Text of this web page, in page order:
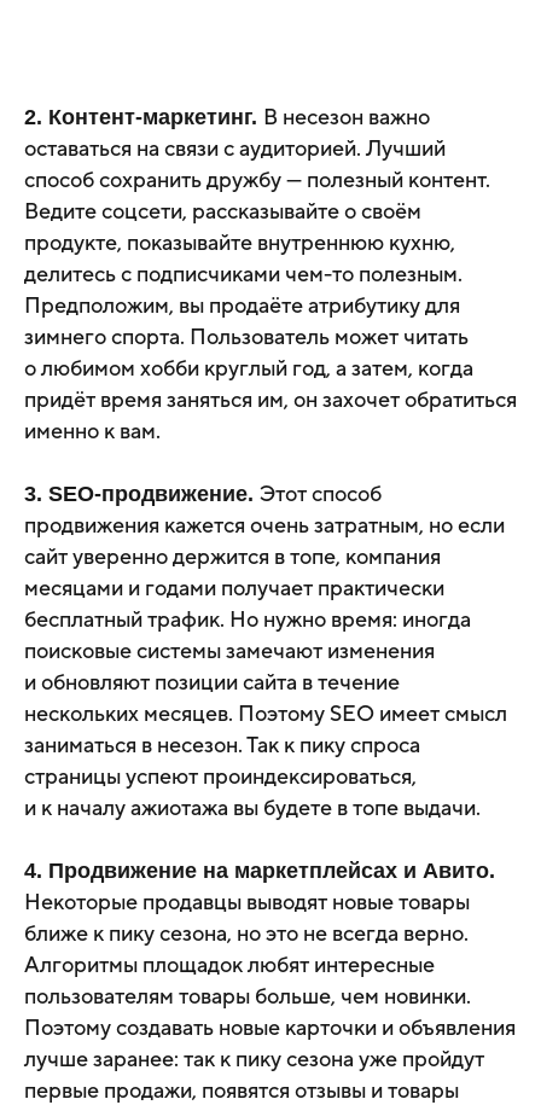
2. Контент-маркетинг. В несезон важно
оставаться на связи с аудиторией. Лучший
способ сохранить дружбу — полезный контент.
Ведите соцсети, рассказывайте о своём
продукте, показывайте внутреннюю кухню,
делитесь с подписчиками чем-то полезным.
Предположим, вы продаёте атрибутику для
зимнего спорта. Пользователь может читать
о любимом хобби круглый год, а затем, когда
придёт время заняться им, он захочет обратиться
именно к вам.
3. SEO-продвижение. Этот способ
продвижения кажется очень затратным, но если
сайт уверенно держится в топе, компания
месяцами и годами получает практически
бесплатный трафик. Но нужно время: иногда
поисковые системы замечают изменения
и обновляют позиции сайта в течение
нескольких месяцев. Поэтому SEO имеет смысл
заниматься в несезон. Так к пику спроса
страницы успеют проиндексироваться,
и к началу ажиотажа вы будете в топе выдачи.
4. Продвижение на маркетплейсах и Авито.
Некоторые продавцы выводят новые товары
ближе к пику сезона, но это не всегда верно.
Алгоритмы площадок любят интересные
пользователям товары больше, чем новинки.
Поэтому создавать новые карточки и объявления
лучше заранее: так к пику сезона уже пройдут
первые продажи, появятся отзывы и товары